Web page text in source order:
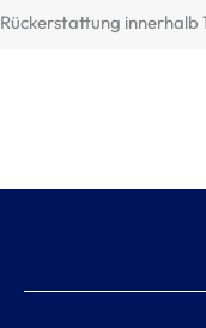
Rückerstattung innerhalb